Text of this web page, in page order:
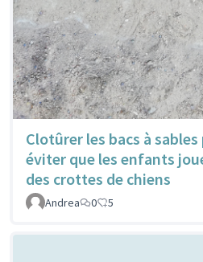
Clotûrer les bacs à
éviter que les enfants
des crottes de chiens
Andrea
0 5